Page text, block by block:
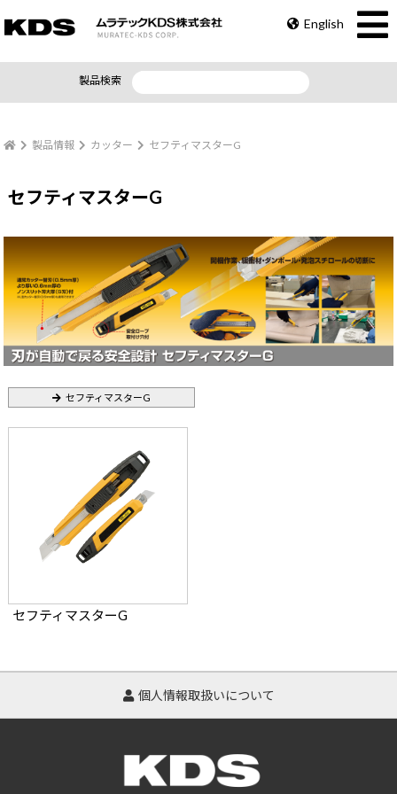
English
製品検索
製品情報 カッター セフティマスターG
セフティマスターG
セフティマスターG
セフティマスターG
個人情報取扱いについて